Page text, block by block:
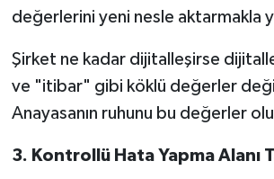
değerlerini yeni nesle aktarmakla
Şirket ne kadar dijitalleşirse
ve "itibar" gibi köklü değerler
Anayasanın ruhunu bu değerler
3. Kontrollü Hata Yapma Alanı